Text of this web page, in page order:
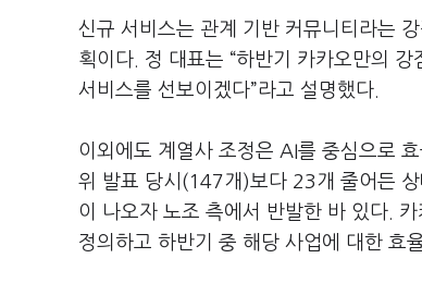
신규 서비스는 관계 기반 커뮤니티라는
획이다. 정 대표는 “하반기 카카오만의
서비스를 선보이겠다”라고 설명했다.
이외에도 계열사 조정은 AI를 중심으로
위 발표 당시(147개)보다 23개 줄어든
이 나오자 노조 측에서 반발한 바 있다.
정의하고 하반기 중 해당 사업에 대한 효